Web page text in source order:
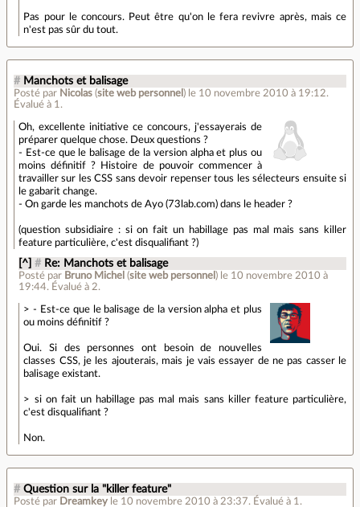
Pas pour le concours. Peut être qu'on le fera revivre après, mais ce
n'est pas sûr du tout.
# Manchots et balisage
Posté par Nicolas (site web personnel ) le 10 novembre 2010 à 19:12.
Évalué à 1 .
Oh, excellente initiative ce concours, j'essayerais de
préparer quelque chose. Deux questions ?
- Est-ce que le balisage de la version alpha et plus ou
moins définitif ? Histoire de pouvoir commencer à
travailler sur les CSS sans devoir repenser tous les sélecteurs ensuite si
le gabarit change.
- On garde les manchots de Ayo (73lab.com) dans le header ?
(question subsidiaire : si on fait un habillage pas mal mais sans killer
feature particulière, c'est disqualifiant ?)
[^] # Re: Manchots et balisage
Posté par Bruno Michel (site web personnel ) le 10 novembre 2010 à
19:44. Évalué à 2.
> - Est-ce que le balisage de la version alpha et plus
ou moins définitif ?
Oui. Si des personnes ont besoin de nouvelles
classes CSS, je les ajouterais, mais je vais essayer de ne pas casser le
balisage existant.
> si on fait un habillage pas mal mais sans killer feature particulière,
c'est disqualifiant ?
Non.
# Question sur la "killer feature"
Posté par Dreamkey le 10 novembre 2010 à 23:37. Évalué à 1 .